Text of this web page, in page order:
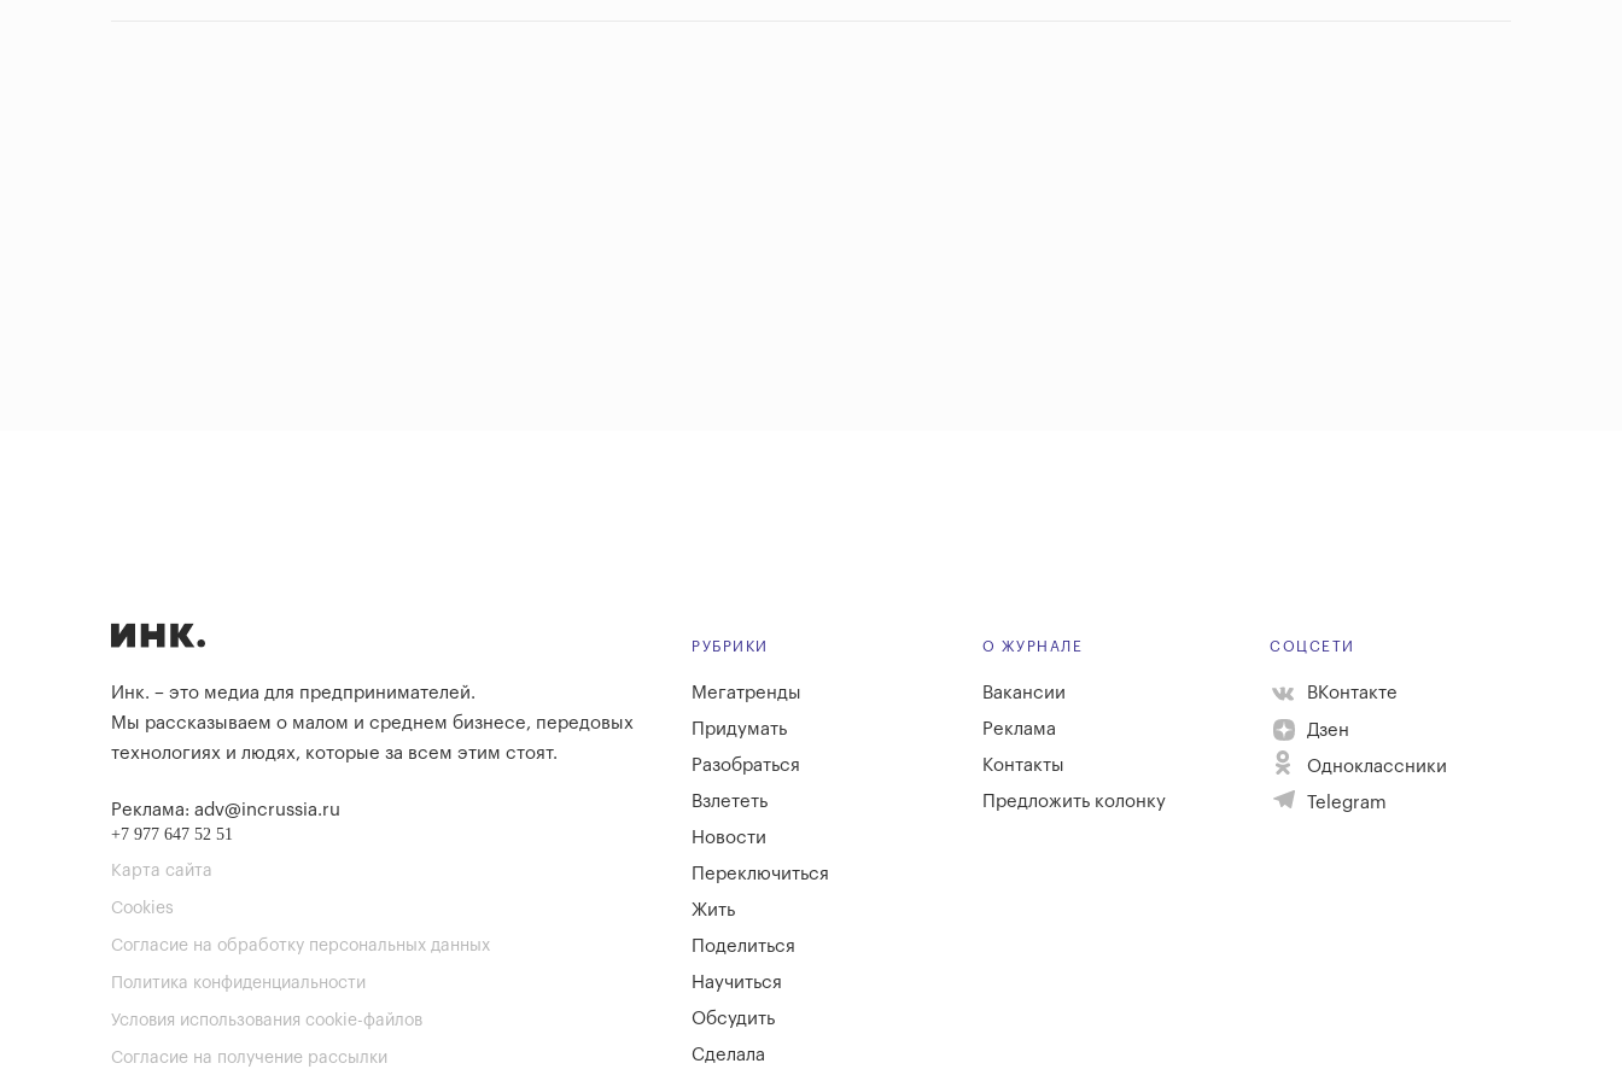
Инк. – это медиа для предпринимателей.
Мы рассказываем о малом и среднем бизнесе, передовых
технологиях и людях, которые за всем этим стоят.
Реклама: adv@incrussia.ru
+7 977 647 52 51
Карта сайта
Cookies
Согласие на обработку персональных данных
Политика конфиденциальности
Условия использования cookie-файлов
Согласие на получение рассылки
РУБРИКИ
Мегатренды
Придумать
Разобраться
Взлететь
Новости
Переключиться
Жить
Поделиться
Научиться
Обсудить
Сделала
О ЖУРНАЛЕ
Вакансии
Реклама
Контакты
Предложить колонку
СОЦСЕТИ
ВКонтакте
Дзен
Одноклассники
Telegram